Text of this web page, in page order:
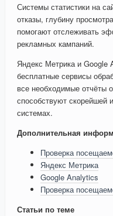
Системы статистики на
отказы, глубину
помогают отслеживать
рекламных кампаний.
Яндекс Метрика и Google
бесплатные сервисы
все необходимые отчёты
способствуют скорейшей
системах.
Дополнительная
Проверка
Яндекс Метрика
Google Analytics
Проверка
Статьи по теме